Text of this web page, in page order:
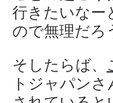
行きたいなー
ので無理だろ
そしたらば、
トジャパン